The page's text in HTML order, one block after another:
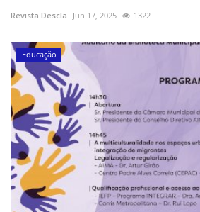
Revista Descla Jun 17, 2025 1322
Educação